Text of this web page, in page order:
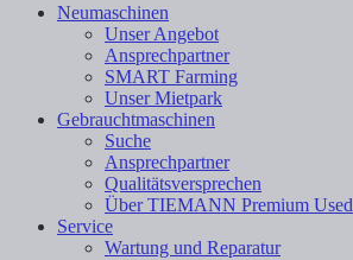
Neumaschinen
Unser Angebot
Ansprechpartner
SMART Farming
Unser Mietpark
Gebrauchtmaschinen
Suche
Ansprechpartner
Qualitätsversprechen
Über TIEMANN Premium Used
Service
Wartung und Reparatur